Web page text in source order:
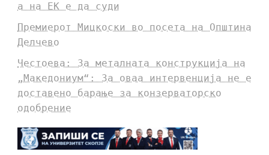
а на ЕК е да суди
Премиерот Мицкоски во посета на Општина
Делчево
Честоева: За металната конструкција на
„Македониум“: За оваа интервенција не е
доставено барање за конзерваторско
одобрение